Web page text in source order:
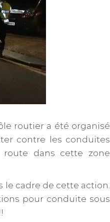
routier a été organisé
contre les conduites
dans cette zone
le cadre de cette action.
pour conduite sous